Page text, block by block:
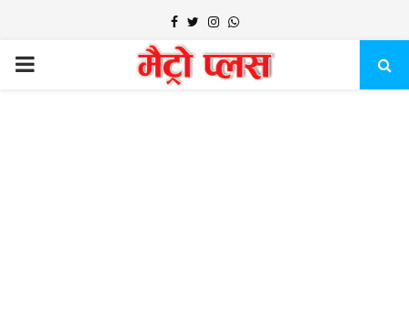
Facebook
TwitterInstagram
Whatsapp
PRIMARY